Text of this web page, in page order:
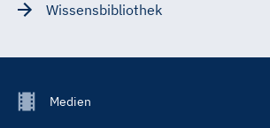
Wissensbibliothek
FooterMedien